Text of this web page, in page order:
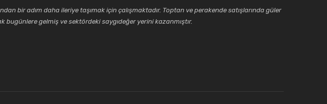
bir adım daha ileriye taşımak için çalışmaktadır. Toptan ve perakende satışlarında güler
gelmiş ve sektördeki saygıdeğer yerini kazanmıştır.